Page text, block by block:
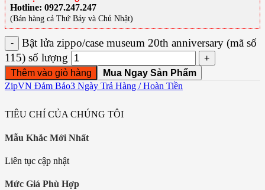
Hotline: 0927.247.247
(Bán hàng cả Thứ Bảy và Chủ Nhật)
ZipVN Đảm Bảo3 Ngày Trả Hàng / Hoàn Tiền
TIÊU CHÍ CỦA CHÚNG TÔI
Mẫu Khắc Mới Nhất
Liên tục cập nhật
Mức Giá Phù Hợp